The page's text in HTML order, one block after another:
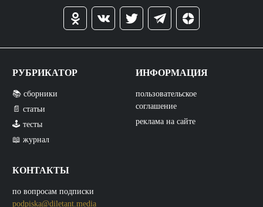
РУБРИКАТОР
📚 сборники
📄 статьи
🕹️ тесты
📖 журнал
КОНТАКТЫ
по вопросам подписки
podpiska@diletant.media
ИНФОРМАЦИЯ
пользовательское
соглашение
реклама на сайте